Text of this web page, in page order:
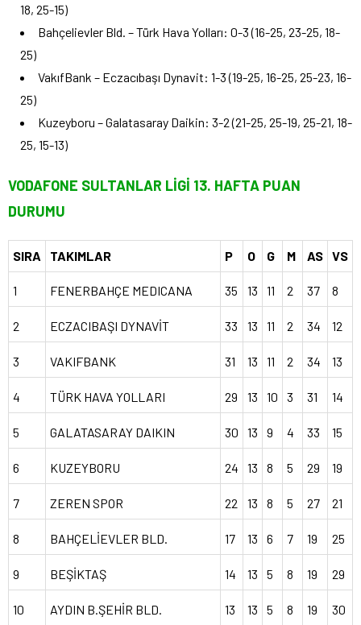
18, 25-15)
Bahçelievler Bld. – Türk Hava Yolları: 0-3 (16-25, 23-25, 18-
25)
VakıfBank – Eczacıbaşı Dynavit: 1-3 (19-25, 16-25, 25-23, 16-
25)
Kuzeyboru – Galatasaray Daikin: 3-2 (21-25, 25-19, 25-21, 18-
25, 15-13)
VODAFONE SULTANLAR LİGİ 13. HAFTA PUAN
DURUMU
SIRA TAKIMLAR P O G M AS VS
1 FENERBAHÇE MEDICANA 35 13 11 2 37 8
2 ECZACIBAŞI DYNAVİT 33 13 11 2 34 12
3 VAKIFBANK 31 13 11 2 34 13
4 TÜRK HAVA YOLLARI 29 13 10 3 31 14
5 GALATASARAY DAIKIN 30 13 9 4 33 15
6 KUZEYBORU 24 13 8 5 29 19
7 ZEREN SPOR 22 13 8 5 27 21
8 BAHÇELİEVLER BLD. 17 13 6 7 19 25
9 BEŞİKTAŞ 14 13 5 8 19 29
10 AYDIN B.ŞEHİR BLD. 13 13 5 8 19 30